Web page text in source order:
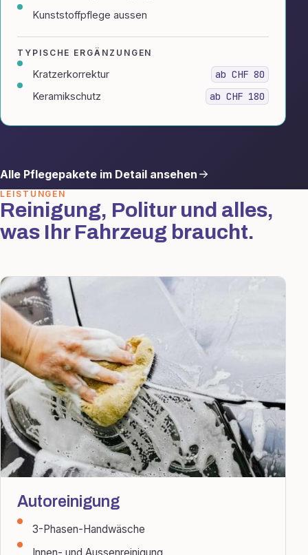
Kunststoffpflege aussen
TYPISCHE ERGÄNZUNGEN
Kratzerkorrektur ab CHF 80
Keramikschutz ab CHF 180
Alle Pflegepakete im Detail ansehen
LEISTUNGEN
Reinigung, Politur und alles,
was Ihr Fahrzeug braucht.
Autoreinigung
3-Phasen-Handwäsche